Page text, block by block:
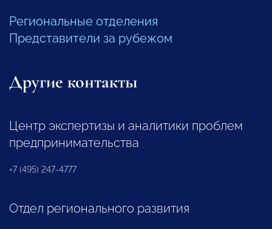
Региональные отделения
Представители за рубежом
Другие контакты
Центр экспертизы и аналитики проблем
предпринимательства
+7 (495) 247-4777
Отдел регионального развития